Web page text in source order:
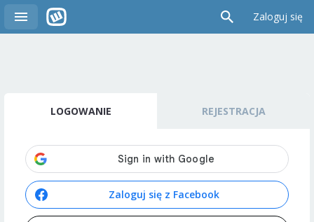
Zaloguj się
LOGOWANIE REJESTRACJA
Zaloguj się z Facebook